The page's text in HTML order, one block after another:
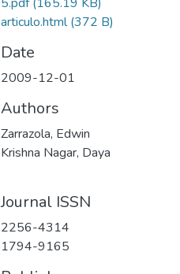
articulo.html(372 B)
Date
2009-12-01
Authors
Zarrazola, Edwin
Krishna Nagar, Daya
Journal ISSN
2256-4314
1794-9165